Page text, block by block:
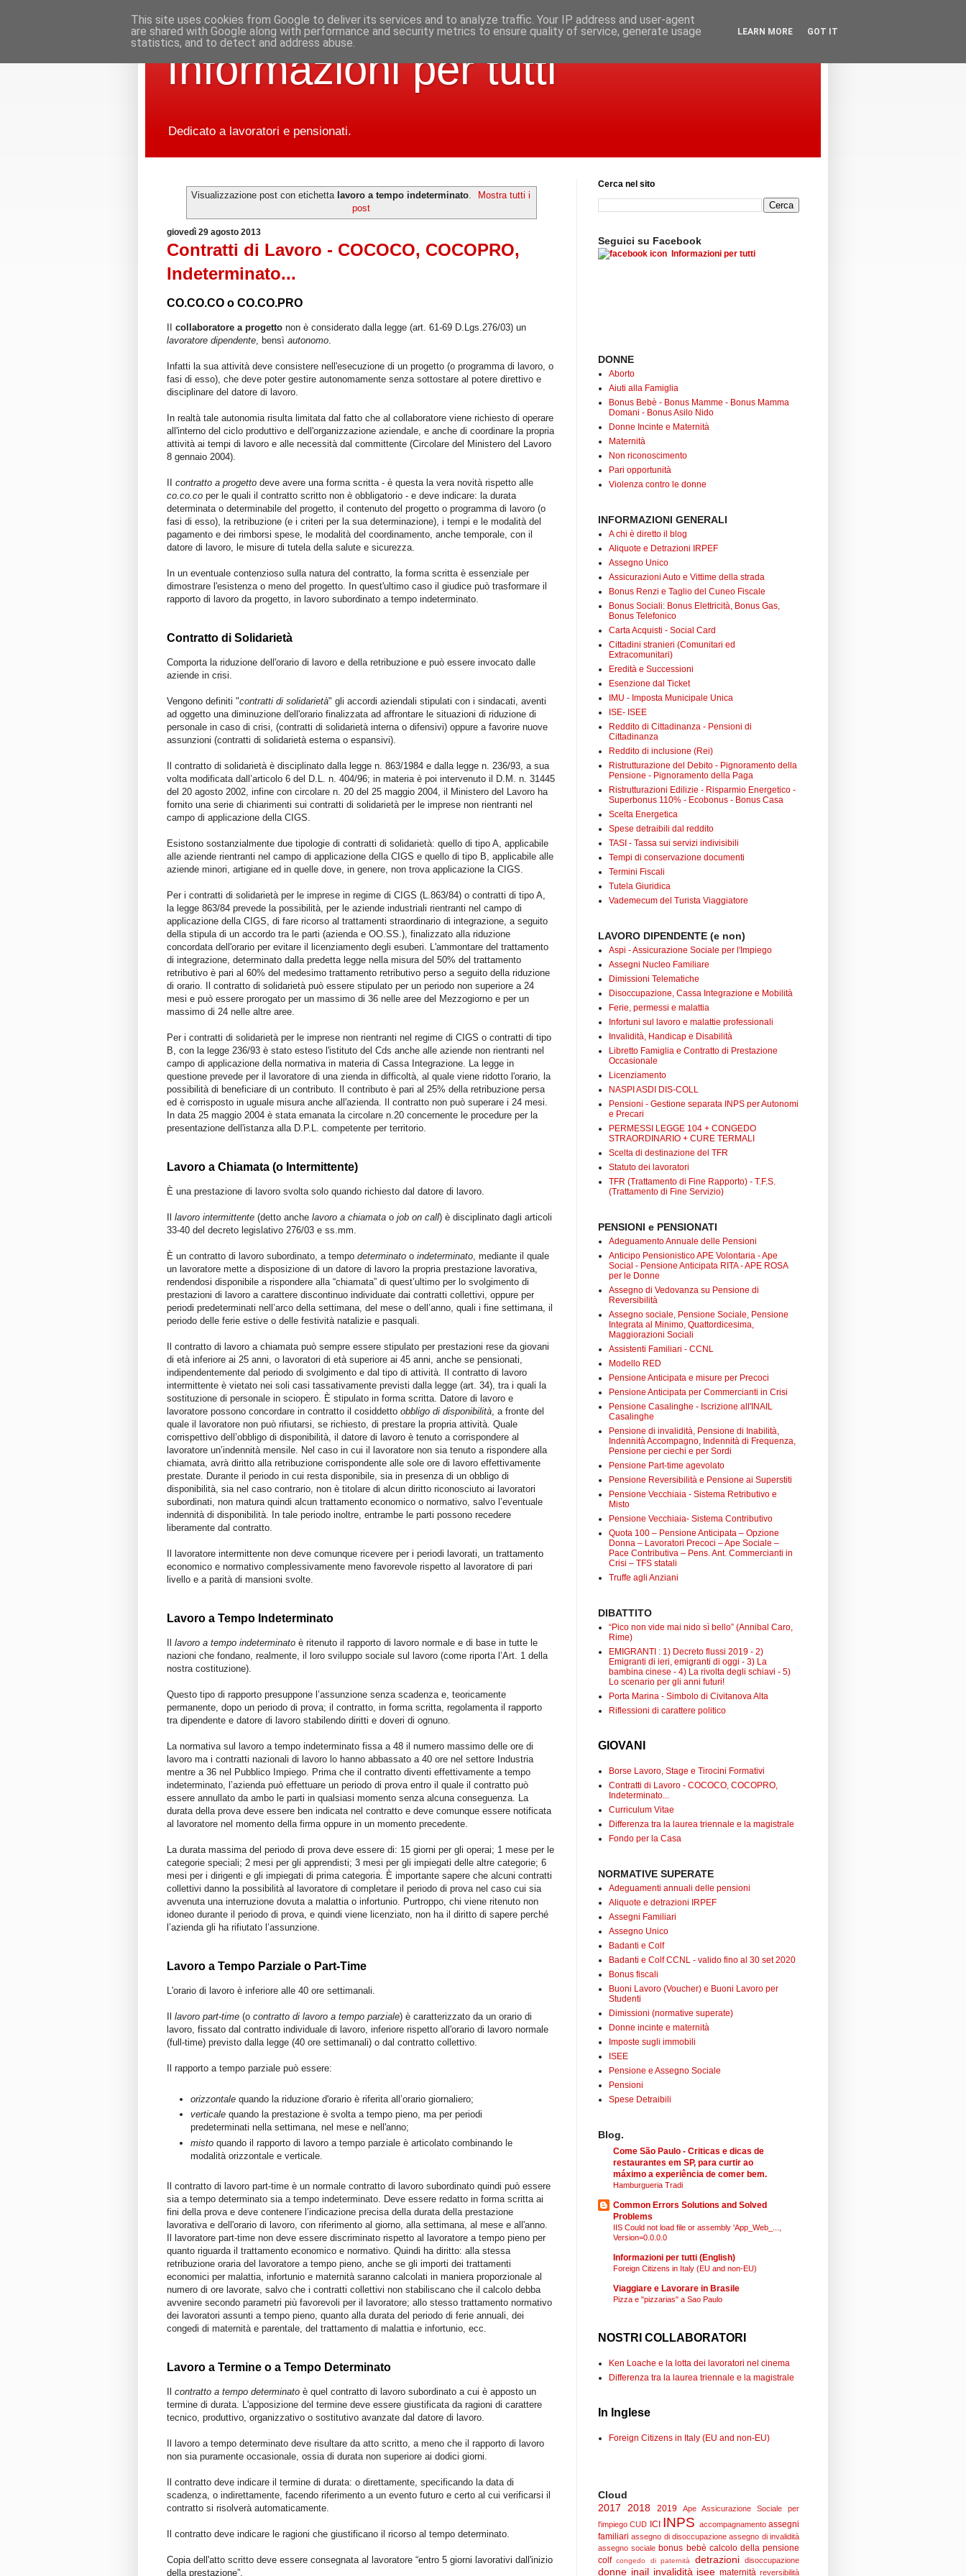
Informazioni per tutti
Dedicato a lavoratori e pensionati.
Visualizzazione post con etichetta lavoro a tempo indeterminato.
Mostra tutti i
post
giovedì 29 agosto 2013
Contratti di Lavoro - COCOCO, COCOPRO,
Indeterminato...
CO.CO.CO o CO.CO.PRO
collaboratore a progetto non è considerato dalla legge (art. 61-69 D.Lgs.276/03) un
lavoratore dipendente, bensì autonomo.
Infatti la sua attività deve consistere nell'esecuzione di un progetto (o programma di lavoro, o
fasi di esso), che deve poter gestire autonomamente senza sottostare al potere direttivo e
disciplinare del datore di lavoro.
In realtà tale autonomia risulta limitata dal fatto che al collaboratore viene richiesto di operare
all'interno del ciclo produttivo e dell'organizzazione aziendale, e anche di coordinare la propria
attività ai tempi di lavoro e alle necessità dal committente (Circolare del Ministero del Lavoro
8 gennaio 2004).
contratto a progetto deve avere una forma scritta - è questa la vera novità rispetto alle
co.co.co per le quali il contratto scritto non è obbligatorio - e deve indicare: la durata
determinata o determinabile del progetto, il contenuto del progetto o programma di lavoro (o
fasi di esso), la retribuzione (e i criteri per la sua determinazione), i tempi e le modalità del
pagamento e dei rimborsi spese, le modalità del coordinamento, anche temporale, con il
datore di lavoro, le misure di tutela della salute e sicurezza.
In un eventuale contenzioso sulla natura del contratto, la forma scritta è essenziale per
dimostrare l'esistenza o meno del progetto. In quest'ultimo caso il giudice può trasformare il
rapporto di lavoro da progetto, in lavoro subordinato a tempo indeterminato.
Contratto di Solidarietà
Comporta la riduzione dell'orario di lavoro e della retribuzione e può essere invocato dalle
aziende in crisi.
Vengono definiti "contratti di solidarietà" gli accordi aziendali stipulati con i sindacati, aventi
ad oggetto una diminuzione dell'orario finalizzata ad affrontare le situazioni di riduzione di
personale in caso di crisi, (contratti di solidarietà interna o difensivi) oppure a favorire nuove
assunzioni (contratti di solidarietà esterna o espansivi).
Il contratto di solidarietà è disciplinato dalla legge n. 863/1984 e dalla legge n. 236/93, a sua
volta modificata dall’articolo 6 del D.L. n. 404/96; in materia è poi intervenuto il D.M. n. 31445
del 20 agosto 2002, infine con circolare n. 20 del 25 maggio 2004, il Ministero del Lavoro ha
fornito una serie di chiarimenti sui contratti di solidarietà per le imprese non rientranti nel
campo di applicazione della CIGS.
Esistono sostanzialmente due tipologie di contratti di solidarietà: quello di tipo A, applicabile
alle aziende rientranti nel campo di applicazione della CIGS e quello di tipo B, applicabile alle
aziende minori, artigiane ed in quelle dove, in genere, non trova applicazione la CIGS.
Per i contratti di solidarietà per le imprese in regime di CIGS (L.863/84) o contratti di tipo A,
la legge 863/84 prevede la possibilità, per le aziende industriali rientranti nel campo di
applicazione della CIGS, di fare ricorso al trattamenti straordinario di integrazione, a seguito
della stipula di un accordo tra le parti (azienda e OO.SS.), finalizzato alla riduzione
concordata dell'orario per evitare il licenziamento degli esuberi. L'ammontare del trattamento
di integrazione, determinato dalla predetta legge nella misura del 50% del trattamento
retributivo è pari al 60% del medesimo trattamento retributivo perso a seguito della riduzione
di orario. Il contratto di solidarietà può essere stipulato per un periodo non superiore a 24
mesi e può essere prorogato per un massimo di 36 nelle aree del Mezzogiorno e per un
massimo di 24 nelle altre aree.
Per i contratti di solidarietà per le imprese non rientranti nel regime di CIGS o contratti di tipo
B, con la legge 236/93 è stato esteso l'istituto del Cds anche alle aziende non rientranti nel
campo di applicazione della normativa in materia di Cassa Integrazione. La legge in
questione prevede per il lavoratore di una zienda in difficoltà, al quale viene ridotto l'orario, la
possibilità di beneficiare di un contributo. Il contributo è pari al 25% della retribuzione persa
ed è corrisposto in uguale misura anche all'azienda. Il contratto non può superare i 24 mesi.
In data 25 maggio 2004 è stata emanata la circolare n.20 concernente le procedure per la
presentazione dell'istanza alla D.P.L. competente per territorio.
Lavoro a Chiamata (o Intermittente)
È una prestazione di lavoro svolta solo quando richiesto dal datore di lavoro.
lavoro intermittente (detto anche lavoro a chiamata o job on call) è disciplinato dagli articoli
33-40 del decreto legislativo 276/03 e ss.mm.
È un contratto di lavoro subordinato, a tempo determinato o indeterminato, mediante il quale
un lavoratore mette a disposizione di un datore di lavoro la propria prestazione lavorativa,
rendendosi disponibile a rispondere alla “chiamata” di quest’ultimo per lo svolgimento di
prestazioni di lavoro a carattere discontinuo individuate dai contratti collettivi, oppure per
periodi predeterminati nell’arco della settimana, del mese o dell’anno, quali i fine settimana, il
periodo delle ferie estive o delle festività natalizie e pasquali.
Il contratto di lavoro a chiamata può sempre essere stipulato per prestazioni rese da giovani
di età inferiore ai 25 anni, o lavoratori di età superiore ai 45 anni, anche se pensionati,
indipendentemente dal periodo di svolgimento e dal tipo di attività. Il contratto di lavoro
intermittente è vietato nei soli casi tassativamente previsti dalla legge (art. 34), tra i quali la
sostituzione di personale in sciopero. È stipulato in forma scritta. Datore di lavoro e
lavoratore possono concordare in contratto il cosiddetto obbligo di disponibilità, a fronte del
quale il lavoratore non può rifiutarsi, se richiesto, di prestare la propria attività. Quale
corrispettivo dell’obbligo di disponibilità, il datore di lavoro è tenuto a corrispondere al
lavoratore un’indennità mensile. Nel caso in cui il lavoratore non sia tenuto a rispondere alla
chiamata, avrà diritto alla retribuzione corrispondente alle sole ore di lavoro effettivamente
prestate. Durante il periodo in cui resta disponibile, sia in presenza di un obbligo di
disponibilità, sia nel caso contrario, non è titolare di alcun diritto riconosciuto ai lavoratori
subordinati, non matura quindi alcun trattamento economico o normativo, salvo l’eventuale
indennità di disponibilità. In tale periodo inoltre, entrambe le parti possono recedere
liberamente dal contratto.
Il lavoratore intermittente non deve comunque ricevere per i periodi lavorati, un trattamento
economico e normativo complessivamente meno favorevole rispetto al lavoratore di pari
livello e a parità di mansioni svolte.
Lavoro a Tempo Indeterminato
lavoro a tempo indeterminato è ritenuto il rapporto di lavoro normale e di base in tutte le
nazioni che fondano, realmente, il loro sviluppo sociale sul lavoro (come riporta l’Art. 1 della
nostra costituzione).
Questo tipo di rapporto presuppone l’assunzione senza scadenza e, teoricamente
permanente, dopo un periodo di prova; il contratto, in forma scritta, regolamenta il rapporto
tra dipendente e datore di lavoro stabilendo diritti e doveri di ognuno.
La normativa sul lavoro a tempo indeterminato fissa a 48 il numero massimo delle ore di
lavoro ma i contratti nazionali di lavoro lo hanno abbassato a 40 ore nel settore Industria
mentre a 36 nel Pubblico Impiego. Prima che il contratto diventi effettivamente a tempo
indeterminato, l’azienda può effettuare un periodo di prova entro il quale il contratto può
essere annullato da ambo le parti in qualsiasi momento senza alcuna conseguenza. La
durata della prova deve essere ben indicata nel contratto e deve comunque essere notificata
al lavoratore nel momento della firma oppure in un momento precedente.
La durata massima del periodo di prova deve essere di: 15 giorni per gli operai; 1 mese per le
categorie speciali; 2 mesi per gli apprendisti; 3 mesi per gli impiegati delle altre categorie; 6
mesi per i dirigenti e gli impiegati di prima categoria. È importante sapere che alcuni contratti
collettivi danno la possibilità al lavoratore di completare il periodo di prova nel caso cui sia
avvenuta una interruzione dovuta a malattia o infortunio. Purtroppo, chi viene ritenuto non
idoneo durante il periodo di prova, e quindi viene licenziato, non ha il diritto di sapere perché
l’azienda gli ha rifiutato l’assunzione.
Lavoro a Tempo Parziale o Part-Time
L'orario di lavoro è inferiore alle 40 ore settimanali.
lavoro part-time (o contratto di lavoro a tempo parziale) è caratterizzato da un orario di
lavoro, fissato dal contratto individuale di lavoro, inferiore rispetto all'orario di lavoro normale
(full-time) previsto dalla legge (40 ore settimanali) o dal contratto collettivo.
Il rapporto a tempo parziale può essere:
orizzontale quando la riduzione d'orario è riferita all’orario giornaliero;
verticale quando la prestazione è svolta a tempo pieno, ma per periodi
predeterminati nella settimana, nel mese e nell'anno;
misto quando il rapporto di lavoro a tempo parziale è articolato combinando le
modalità orizzontale e verticale.
Il contratto di lavoro part-time è un normale contratto di lavoro subordinato quindi può essere
sia a tempo determinato sia a tempo indeterminato. Deve essere redatto in forma scritta ai
fini della prova e deve contenere l’indicazione precisa della durata della prestazione
lavorativa e dell'orario di lavoro, con riferimento al giorno, alla settimana, al mese e all'anno.
Il lavoratore part-time non deve essere discriminato rispetto al lavoratore a tempo pieno per
quanto riguarda il trattamento economico e normativo. Quindi ha diritto: alla stessa
retribuzione oraria del lavoratore a tempo pieno, anche se gli importi dei trattamenti
economici per malattia, infortunio e maternità saranno calcolati in maniera proporzionale al
numero di ore lavorate, salvo che i contratti collettivi non stabiliscano che il calcolo debba
avvenire secondo parametri più favorevoli per il lavoratore; allo stesso trattamento normativo
dei lavoratori assunti a tempo pieno, quanto alla durata del periodo di ferie annuali, dei
congedi di maternità e parentale, del trattamento di malattia e infortunio, ecc.
Lavoro a Termine o a Tempo Determinato
contratto a tempo determinato è quel contratto di lavoro subordinato a cui è apposto un
termine di durata. L'apposizione del termine deve essere giustificata da ragioni di carattere
tecnico, produttivo, organizzativo o sostitutivo avanzate dal datore di lavoro.
Il lavoro a tempo determinato deve risultare da atto scritto, a meno che il rapporto di lavoro
non sia puramente occasionale, ossia di durata non superiore ai dodici giorni.
Il contratto deve indicare il termine di durata: o direttamente, specificando la data di
scadenza, o indirettamente, facendo riferimento a un evento futuro e certo al cui verificarsi il
contratto si risolverà automaticamente.
Il contratto deve indicare le ragioni che giustificano il ricorso al tempo determinato.
Copia dell'atto scritto deve essere consegnata al lavoratore “entro 5 giorni lavorativi dall'inizio
della prestazione”.
Cerca nel sito
Seguici su Facebook
Informazioni per tutti
DONNE
Aborto
Aiuti alla Famiglia
Bonus Bebè - Bonus Mamme - Bonus Mamma
Domani - Bonus Asilo Nido
Donne Incinte e Maternità
Maternità
Non riconoscimento
Pari opportunità
Violenza contro le donne
INFORMAZIONI GENERALI
A chi è diretto il blog
Aliquote e Detrazioni IRPEF
Assegno Unico
Assicurazioni Auto e Vittime della strada
Bonus Renzi e Taglio del Cuneo Fiscale
Bonus Sociali: Bonus Elettricità, Bonus Gas,
Bonus Telefonico
Carta Acquisti - Social Card
Cittadini stranieri (Comunitari ed
Extracomunitari)
Eredità e Successioni
Esenzione dal Ticket
IMU - Imposta Municipale Unica
ISE- ISEE
Reddito di Cittadinanza - Pensioni di
Cittadinanza
Reddito di inclusione (Rei)
Ristrutturazione del Debito - Pignoramento della
Pensione - Pignoramento della Paga
Ristrutturazioni Edilizie - Risparmio Energetico -
Superbonus 110% - Ecobonus - Bonus Casa
Scelta Energetica
Spese detraibili dal reddito
TASI - Tassa sui servizi indivisibili
Tempi di conservazione documenti
Termini Fiscali
Tutela Giuridica
Vademecum del Turista Viaggiatore
LAVORO DIPENDENTE (e non)
Aspi - Assicurazione Sociale per l'Impiego
Assegni Nucleo Familiare
Dimissioni Telematiche
Disoccupazione, Cassa Integrazione e Mobilità
Ferie, permessi e malattia
Infortuni sul lavoro e malattie professionali
Invalidità, Handicap e Disabilità
Libretto Famiglia e Contratto di Prestazione
Occasionale
Licenziamento
NASPI ASDI DIS-COLL
Pensioni - Gestione separata INPS per Autonomi
e Precari
PERMESSI LEGGE 104 + CONGEDO
STRAORDINARIO + CURE TERMALI
Scelta di destinazione del TFR
Statuto dei lavoratori
TFR (Trattamento di Fine Rapporto) - T.F.S.
(Trattamento di Fine Servizio)
PENSIONI e PENSIONATI
Adeguamento Annuale delle Pensioni
Anticipo Pensionistico APE Volontaria - Ape
Social - Pensione Anticipata RITA - APE ROSA
per le Donne
Assegno di Vedovanza su Pensione di
Reversibilità
Assegno sociale, Pensione Sociale, Pensione
Integrata al Minimo, Quattordicesima,
Maggiorazioni Sociali
Assistenti Familiari - CCNL
Modello RED
Pensione Anticipata e misure per Precoci
Pensione Anticipata per Commercianti in Crisi
Pensione Casalinghe - Iscrizione all'INAIL
Casalinghe
Pensione di invalidità, Pensione di Inabilità,
Indennità Accompagno, Indennità di Frequenza,
Pensione per ciechi e per Sordi
Pensione Part-time agevolato
Pensione Reversibilità e Pensione ai Superstiti
Pensione Vecchiaia - Sistema Retributivo e
Misto
Pensione Vecchiaia- Sistema Contributivo
Quota 100 – Pensione Anticipata – Opzione
Donna – Lavoratori Precoci – Ape Sociale –
Pace Contributiva – Pens. Ant. Commercianti in
Crisi – TFS statali
Truffe agli Anziani
DIBATTITO
“Pico non vide mai nido sì bello” (Annibal Caro,
Rime)
EMIGRANTI : 1) Decreto flussi 2019 - 2)
Emigranti di ieri, emigranti di oggi - 3) La
bambina cinese - 4) La rivolta degli schiavi - 5)
Lo scenario per gli anni futuri!
Porta Marina - Simbolo di Civitanova Alta
Riflessioni di carattere politico
GIOVANI
Borse Lavoro, Stage e Tirocini Formativi
Contratti di Lavoro - COCOCO, COCOPRO,
Indeterminato...
Curriculum Vitae
Differenza tra la laurea triennale e la magistrale
Fondo per la Casa
NORMATIVE SUPERATE
Adeguamenti annuali delle pensioni
Aliquote e detrazioni IRPEF
Assegni Familiari
Assegno Unico
Badanti e Colf
Badanti e Colf CCNL - valido fino al 30 set 2020
Bonus fiscali
Buoni Lavoro (Voucher) e Buoni Lavoro per
Studenti
Dimissioni (normative superate)
Donne incinte e maternità
Imposte sugli immobili
ISEE
Pensione e Assegno Sociale
Pensioni
Spese Detraibili
Blog.
Come São Paulo - Criticas e dicas de
restaurantes em SP, para curtir ao
máximo a experiência de comer bem.
Hamburgueria Tradi
Common Errors Solutions and Solved
Problems
IIS Could not load file or assembly 'App_Web_...,
Version=0.0.0.0
Informazioni per tutti (English)
Foreign Citizens in Italy (EU and non-EU)
Viaggiare e Lavorare in Brasile
Pizza e "pizzarias" a Sao Paulo
NOSTRI COLLABORATORI
Ken Loache e la lotta dei lavoratori nel cinema
Differenza tra la laurea triennale e la magistrale
In Inglese
Foreign Citizens in Italy (EU and non-EU)
Cloud
2017
2018 2019 Ape
Assicurazione Sociale per
l'impiego CUD ICI INPS accompagnamento assegni
familiari assegno di disoccupazione assegno di invalidità
assegno sociale bonus bebè calcolo della pensione
colf congedo di paternità detrazioni disoccupazione
donne inail invalidità isee maternità reversibilità
This site uses cookies from Google to deliver its services and to analyze traffic. Your IP address and user-agent
are shared with Google along with performance and security metrics to ensure quality of service, generate usage
statistics, and to detect and address abuse.
LEARN MORE GOT IT